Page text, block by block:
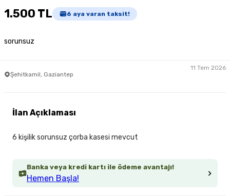
1.500 TL 6 aya varan taksit!
sorunsuz
Şehitkamil, Gaziantep
11 Tem 2026
Banka veya kredi kartı ile ödeme avantajı!
Hemen Başla!
İlan Açıklaması
6 kişilik sorunsuz çorba kasesi mevcut